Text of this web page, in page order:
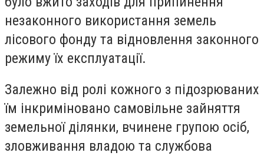
незаконного використання земель
лісового фонду та відновлення законного
режиму їх експлуатації.
Залежно від ролі кожного з підозрюваних
їм інкриміновано самовільне зайняття
земельної ділянки, вчинене групою осіб,
зловживання владою та службова